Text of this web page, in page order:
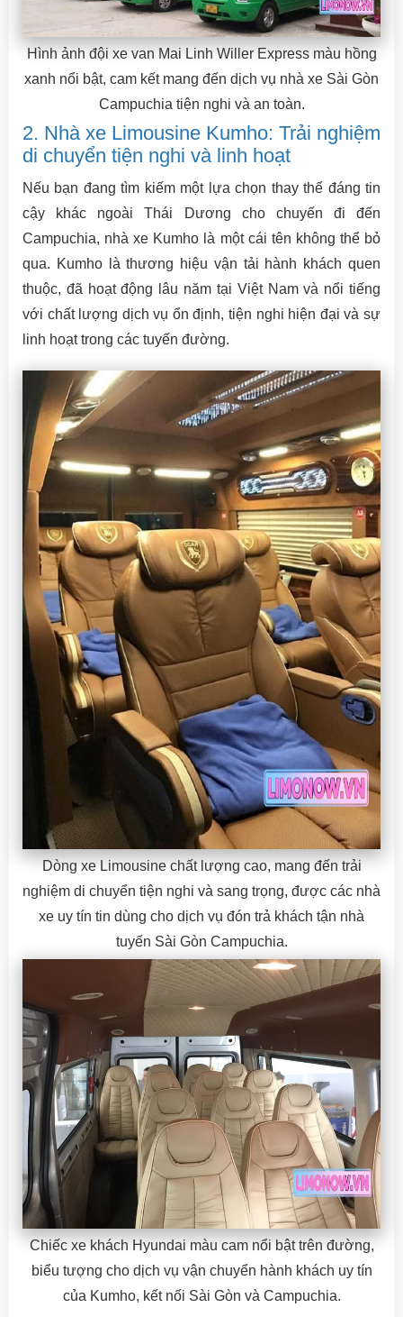
Hình ảnh đội xe van Mai Linh Willer Express màu hồng
xanh nổi bật, cam kết mang đến dịch vụ nhà xe Sài Gòn
Campuchia tiện nghi và an toàn.
2. Nhà xe Limousine Kumho: Trải nghiệm
di chuyển tiện nghi và linh hoạt
Nếu bạn đang tìm kiếm một lựa chọn thay thế đáng tin
cậy khác ngoài Thái Dương cho chuyến đi đến
Campuchia, nhà xe Kumho là một cái tên không thể bỏ
qua. Kumho là thương hiệu vận tải hành khách quen
thuộc, đã hoạt động lâu năm tại Việt Nam và nổi tiếng
với chất lượng dịch vụ ổn định, tiện nghi hiện đại và sự
linh hoạt trong các tuyến đường.
Dòng xe Limousine chất lượng cao, mang đến trải
nghiệm di chuyển tiện nghi và sang trọng, được các nhà
xe uy tín tin dùng cho dịch vụ đón trả khách tận nhà
tuyến Sài Gòn Campuchia.
Chiếc xe khách Hyundai màu cam nổi bật trên đường,
biểu tượng cho dịch vụ vận chuyển hành khách uy tín
của Kumho, kết nối Sài Gòn và Campuchia.